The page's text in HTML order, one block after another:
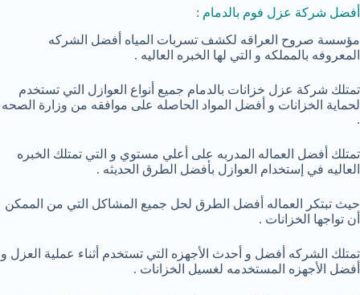
أفضل شركة عزل فوم بالدمام :
مؤسسة صروح العراقه لكشف تسربات المياه أفضل الشركه
المعروفه بالمملكه و التي لها الخبره العاليه .
تمتلك شركة عزل خزانات بالدمام جميع أنواع العوازل التي تستخدم
لحماية الخزانات و أفضل المواد الحاصله على موافقه من وزارة الصحه
.
تمتلك أفضل العماله المدربه على أعلي مستوي و التي تمتلك الخبره
العاليه في إستخدام العوازل بأفضل الطرق الحديثه .
حيث تبتكر العماله أفضل الطرق لحل جميع المشاكل التي من الممكن
أن تواجها الخزانات .
تمتلك الشركه أفضل و أحدث الأجهزه التي تستخدم أثناء عملية العزل و
أفضل الأجهزه المستخدمه لغسيل الخزانات .